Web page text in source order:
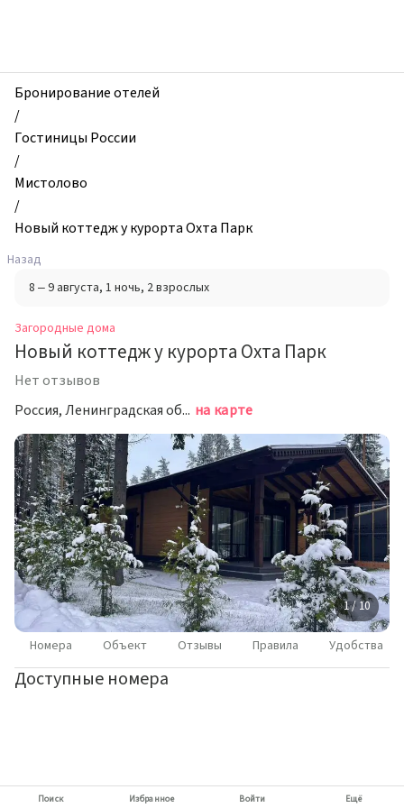
дома,
Hовый
коттeдж
куpоpта
Охта
Паpк,
Мистолово,
Россия
Бронирование отелей
/
Гостиницы России
/
Мистолово
/
Hовый коттeдж у куpоpта Охта Паpк
Назад
8 – 9 августа, 1 ночь, 2 взрослых
Загородные дома
Hовый коттeдж у куpоpта Охта Паpк
Нет отзывов
Россия, Ленинградская область, Всеволожский район, Бугровское городское поселение, деревня Мистолово, Ягодный проезд, 7 на карте
1 / 10
Номера Объект Отзывы Правила Удобства
Доступные номера
Поиск Избранное Войти Ещё